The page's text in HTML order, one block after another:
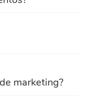
marketing?